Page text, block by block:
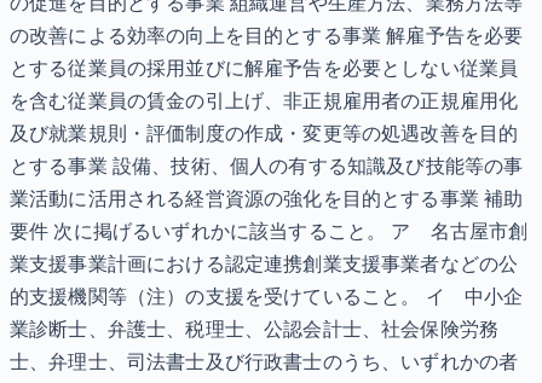
の改善による効率の向上を目的とする事業 解雇予告を必要
とする従業員の採用並びに解雇予告を必要としない従業員
を含む従業員の賃金の引上げ、非正規雇用者の正規雇用化
及び就業規則・評価制度の作成・変更等の処遇改善を目的
とする事業 設備、技術、個人の有する知識及び技能等の事
業活動に活用される経営資源の強化を目的とする事業 補助
要件 次に掲げるいずれかに該当すること。 ア 名古屋市創
業支援事業計画における認定連携創業支援事業者などの公
的支援機関等（注）の支援を受けていること。 イ 中小企
業診断士、弁護士、税理士、公認会計士、社会保険労務
士、弁理士、司法書士及び行政書士のうち、いずれかの者